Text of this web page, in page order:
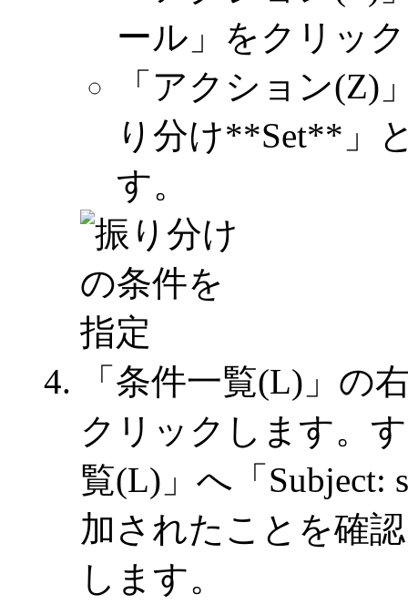
ール」をクリッ
「アクション(Z)
り分け**Set**」
す。
「条件一覧(L)」の
クリックします。
覧(L)」へ「Subject:
加されたことを確
します。